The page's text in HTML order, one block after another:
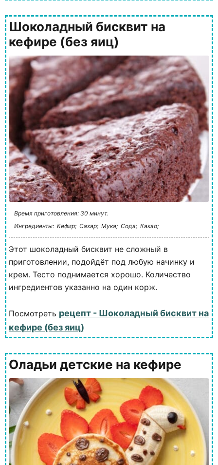
Шоколадный бисквит на
кефире (без яиц)
Время приготовления: 30 минут.
Ингредиенты: Кефир; Сахар; Мука; Сода; Какао;
Этот шоколадный бисквит не сложный в
приготовлении, подойдёт под любую начинку и
крем. Тесто поднимается хорошо. Количество
ингредиентов указанно на один корж.
Посмотреть рецепт - Шоколадный бисквит на
кефире (без яиц)
Оладьи детские на кефире